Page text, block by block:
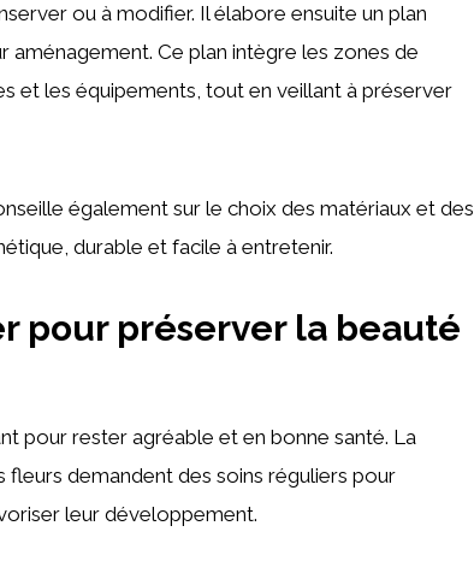
ou à modifier. Il élabore ensuite un plan
Ce plan intègre les zones de
et les équipements, tout en veillant à préserver
également sur le choix des matériaux et des
durable et facile à entretenir.
pour préserver la beauté
pour rester agréable et en bonne santé. La
fleurs demandent des soins réguliers pour
leur développement.